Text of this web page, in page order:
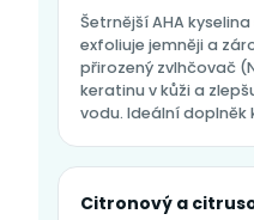
Šetrnější AHA
exfoliuje jemněji a
přirozený zvlhčovač
keratinu v kůži a
vodu. Ideální doplněk
Citronový a